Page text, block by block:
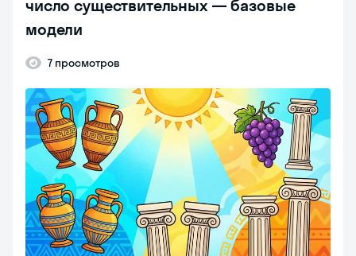
число существительных — базовые
модели
7 просмотров